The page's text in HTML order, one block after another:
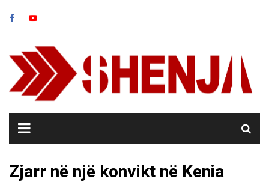
Zjarr në një konvikt në Kenia